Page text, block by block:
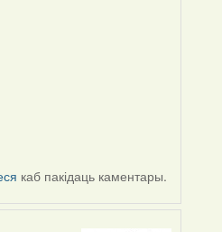
каб пакідаць каментары.